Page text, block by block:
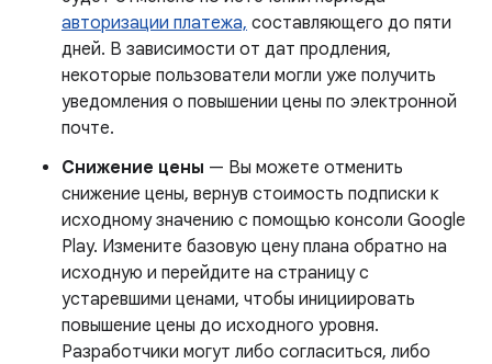
авторизации платежа, составляющего до пяти
дней. В зависимости от дат продления,
некоторые пользователи могли уже получить
уведомления о повышении цены по электронной
почте.
Снижение цены — Вы можете отменить
снижение цены, вернув стоимость подписки к
исходному значению с помощью консоли Google
Play. Измените базовую цену плана обратно на
исходную и перейдите на страницу с
устаревшими ценами, чтобы инициировать
повышение цены до исходного уровня.
Разработчики могут либо согласиться, либо